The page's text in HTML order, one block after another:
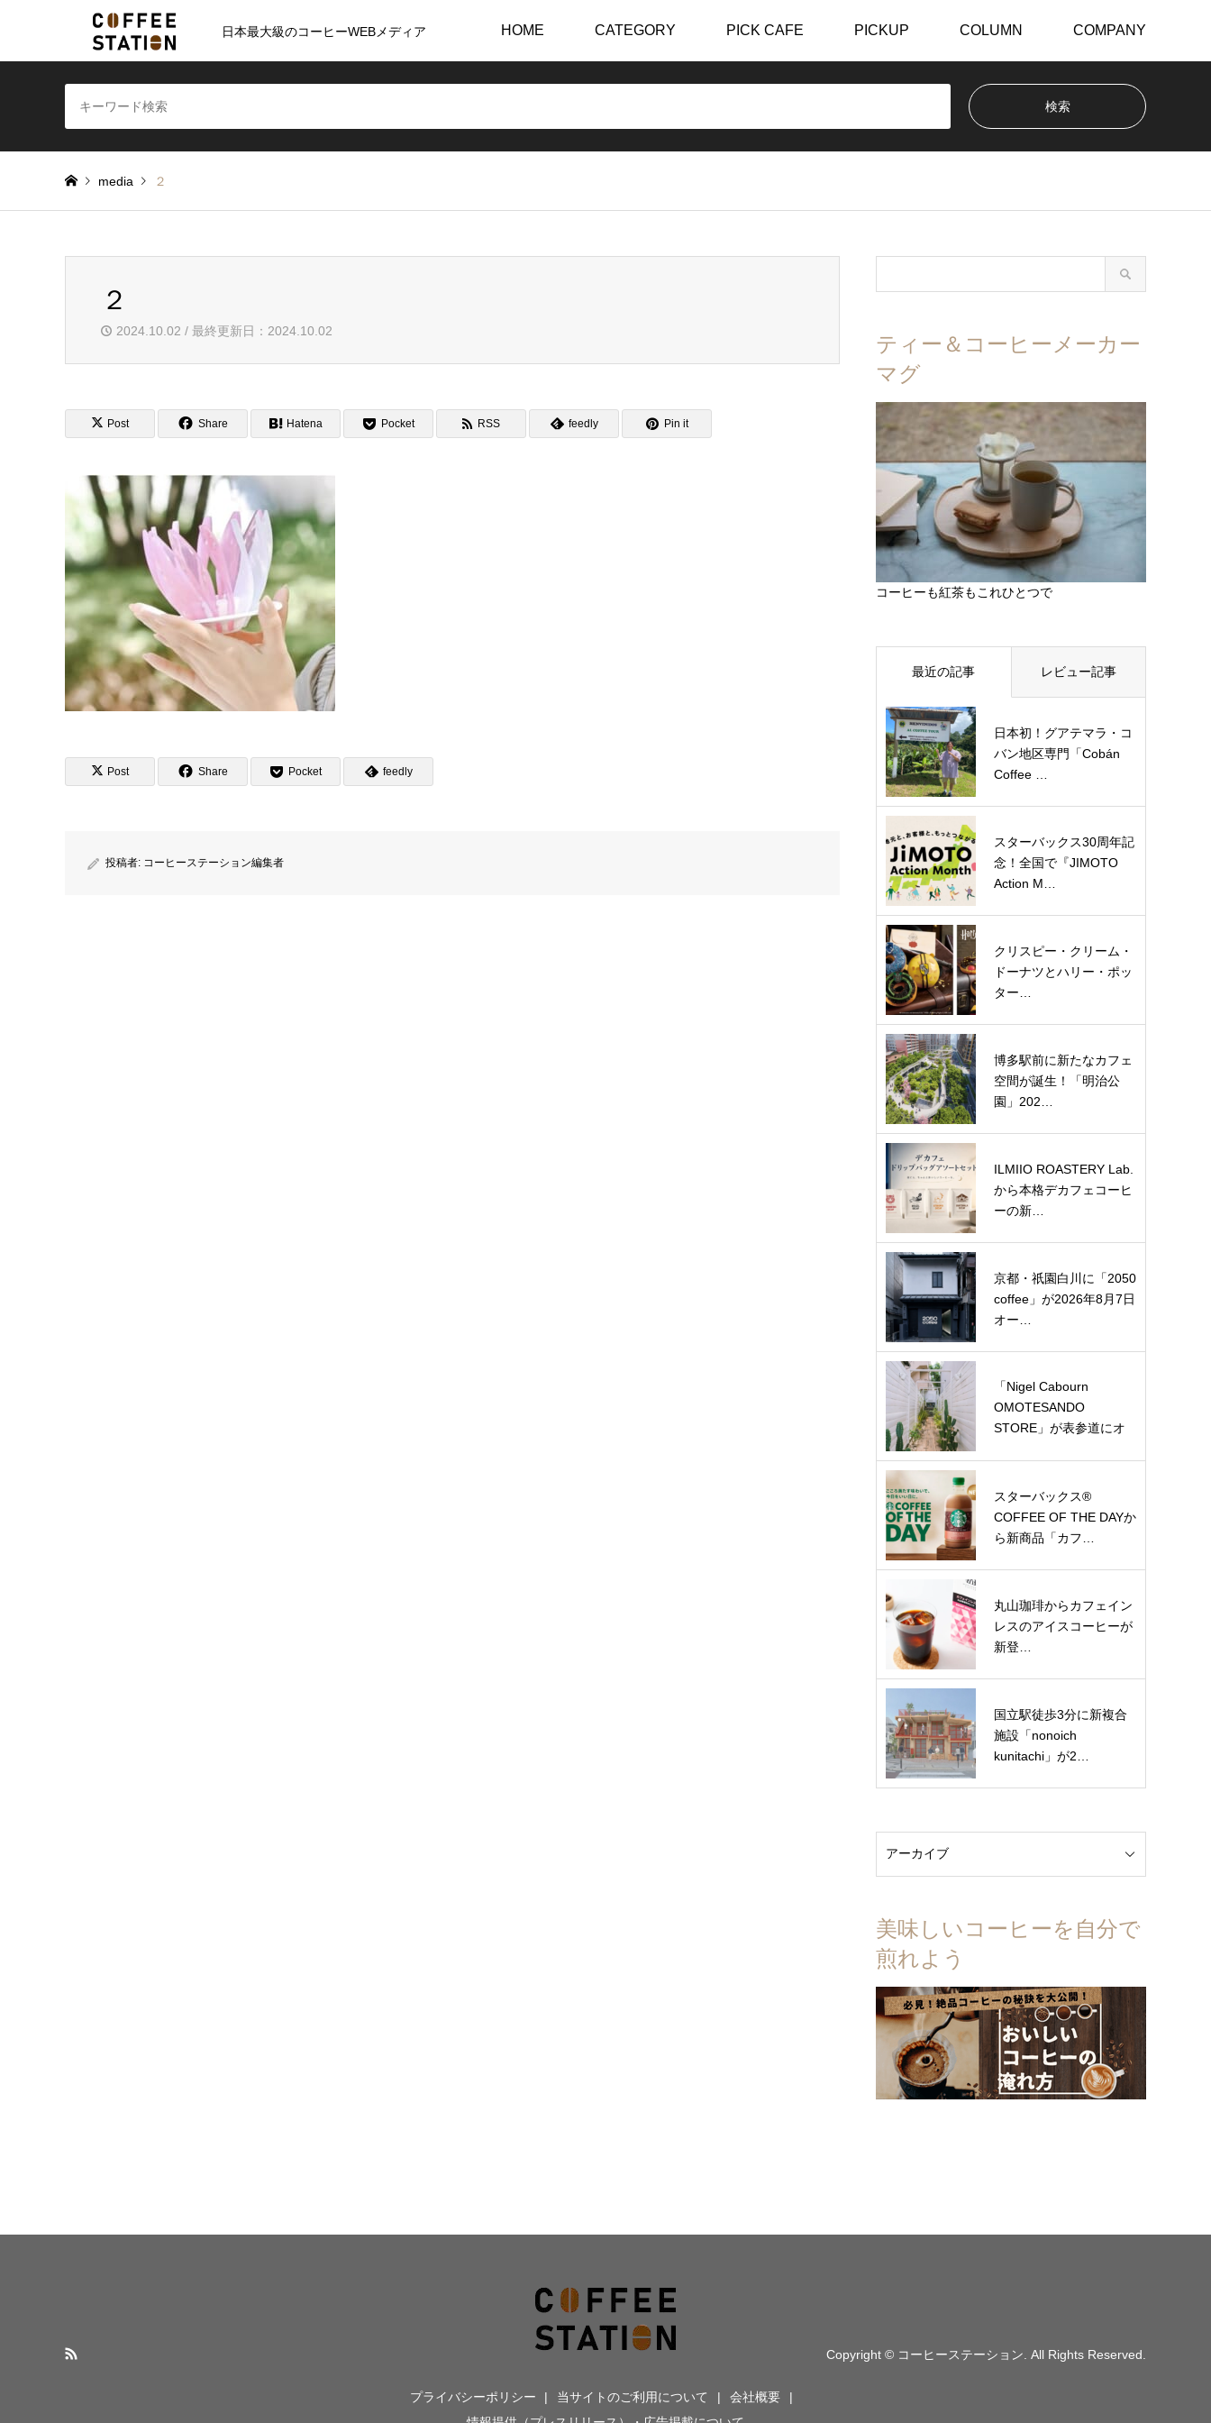
日本最大級のコーヒーWEBメディア HOME CATEGORY PICK CAFE PICKUP COLUMN COMPANY
media ２
２
2024.10.02 / 最終更新日：2024.10.02
Post Share Hatena Pocket RSS feedly Pin it
Post Share Pocket feedly
投稿者: コーヒーステーション編集者
ティー＆コーヒーメーカー
マグ
コーヒーも紅茶もこれひとつで
最近の記事 レビュー記事
日本初！グアテマラ・コ
バン地区専門「Cobán
Coffee …
スターバックス30周年記
念！全国で『JIMOTO
Action M…
クリスピー・クリーム・
ドーナツとハリー・ポッ
ター…
博多駅前に新たなカフェ
空間が誕生！「明治公
園」202…
ILMIIO ROASTERY Lab.
から本格デカフェコーヒ
ーの新…
京都・祇園白川に「2050
coffee」が2026年8月7日
オー…
「Nigel Cabourn
OMOTESANDO
STORE」が表参道にオ
スターバックス®
COFFEE OF THE DAYか
ら新商品「カフ…
丸山珈琲からカフェイン
レスのアイスコーヒーが
新登…
国立駅徒歩3分に新複合
施設「nonoich
kunitachi」が2…
美味しいコーヒーを自分で
煎れよう
プライバシーポリシー 当サイトのご利用について
会社概要
Copyright © コーヒーステーション . All Rights Reserved.